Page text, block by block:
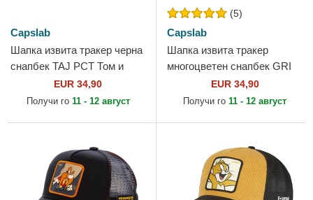
Capslab
Шапка извита тракер черна
снапбек TAJ PCT Том и
Джери Looney Tunes от
Capslab
EUR 34,90
Получи го 11 - 12 август
(5)
Capslab
Шапка извита тракер
многоцветен снапбек GRI
Том Looney Tunes от
Capslab
EUR 34,90
Получи го 11 - 12 август